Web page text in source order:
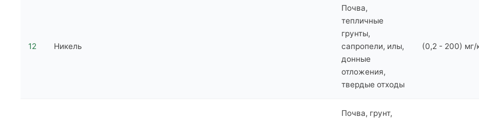
12 Никель
Почва,
тепличные
грунты,
сапропели, илы,
донные
отложения,
твердые отходы
(0,2 - 200) мг/
Почва, грунт,